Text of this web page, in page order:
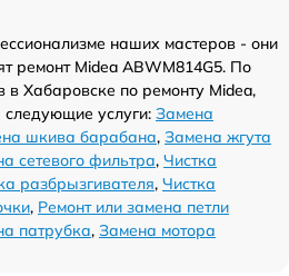
наших мастеров - они
ремонт Midea ABWM814G5. По
Хабаровске по ремонту Midea,
услуги: Замена
шкива барабана, Замена жгута
сетевого фильтра, Чистка
разбрызгивателя, Чистка
, Ремонт или замена петли
патрубка, Замена мотора